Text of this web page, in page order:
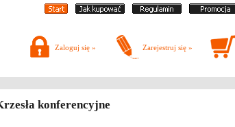
Zaloguj się » Zarejestruj się »
konferencyjne